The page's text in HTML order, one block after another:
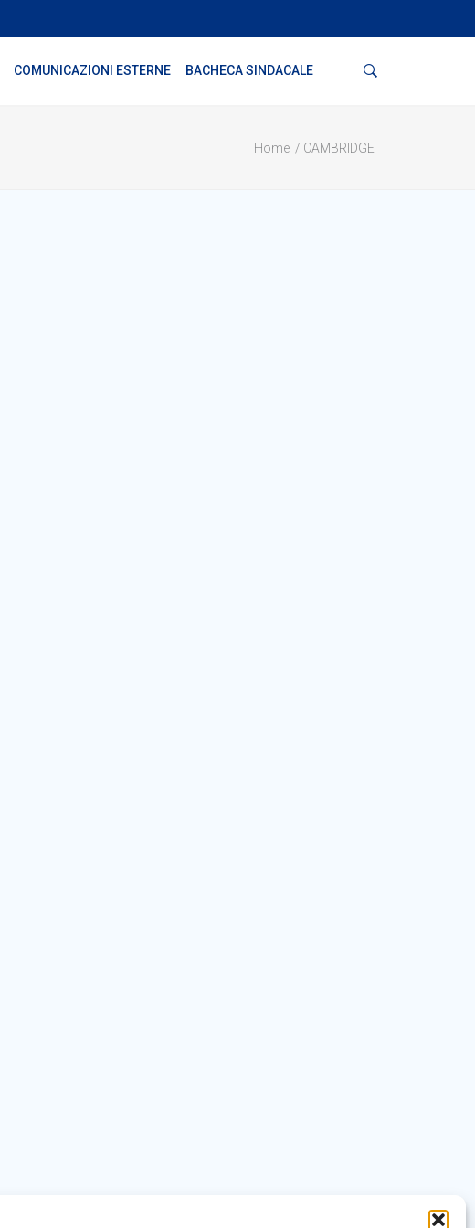
COMUNICAZIONI ESTERNE BACHECA SINDACALE
Home CAMBRIDGE